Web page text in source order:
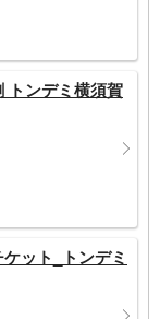
トンデミ横須賀
ット_トンデミ